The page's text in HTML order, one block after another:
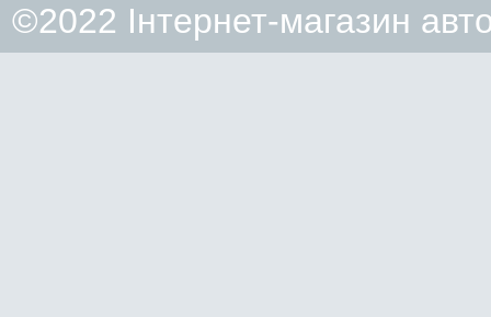
©2022 Інтернет-магазин